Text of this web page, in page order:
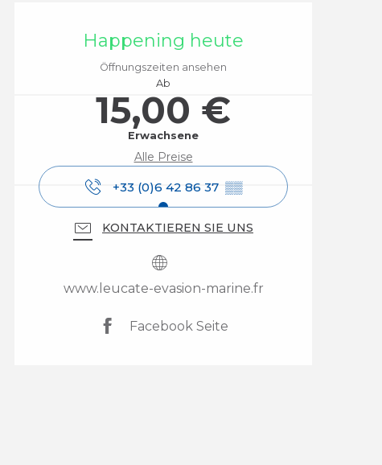
Öffnungszeiten &
Happening heute
Öffnungszeiten ansehen
Ab
15,00 €
Erwachsene
Alle Preise
+33 (0)6 42 86 37 ▒▒
KONTAKTIEREN SIE UNS
www.leucate-evasion-marine.fr
Facebook Seite